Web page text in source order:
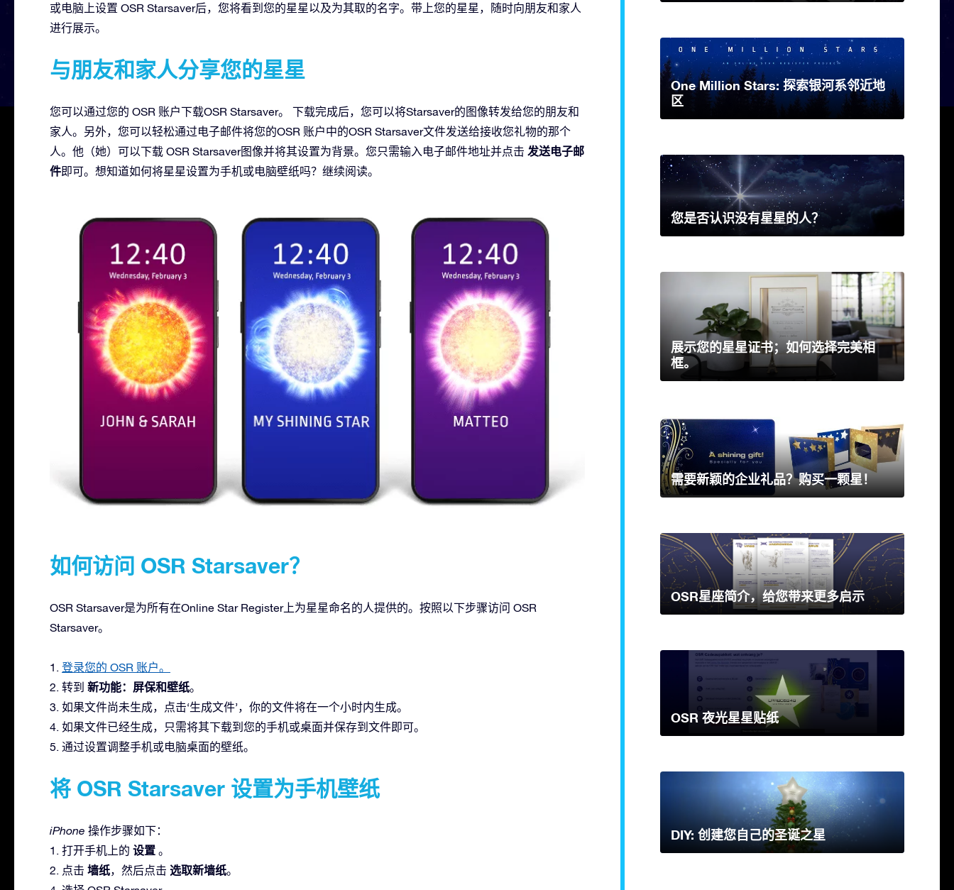
或电脑上设置 OSR Starsaver后，您将看到您的星星以及为其取的名字。带上您的星星，随时向朋友和家人
进行展示。
与朋友和家人分享您的星星
您可以通过您的 OSR 账户下载OSR Starsaver。 下载完成后，您可以将Starsaver的图像转发给您的朋友和
家人。另外，您可以轻松通过电子邮件将您的OSR 账户中的OSR Starsaver文件发送给接收您礼物的那个
人。他（她）可以下载 OSR Starsaver图像并将其设置为背景。您只需输入电子邮件地址并点击 发送电子邮
件即可。想知道如何将星星设置为手机或电脑壁纸吗？继续阅读。
如何访问 OSR Starsaver？
OSR Starsaver是为所有在Online Star Register上为星星命名的人提供的。按照以下步骤访问 OSR
Starsaver。
1. 登录您的 OSR 账户。
2. 转到 新功能：屏保和壁纸。
3. 如果文件尚未生成，点击‘生成文件’，你的文件将在一个小时内生成。
4. 如果文件已经生成，只需将其下载到您的手机或桌面并保存到文件即可。
5. 通过设置调整手机或电脑桌面的壁纸。
将 OSR Starsaver 设置为手机壁纸
iPhone 操作步骤如下：
1. 打开手机上的 设置 。
2. 点击 墙纸，然后点击 选取新墙纸。
One Million Stars: 探索银河系邻近地
区
您是否认识没有星星的人？
展示您的星星证书；如何选择完美相
框。
需要新颖的企业礼品？购买一颗星！
OSR星座简介，给您带来更多启示
OSR 夜光星星贴纸
DIY: 创建您自己的圣诞之星